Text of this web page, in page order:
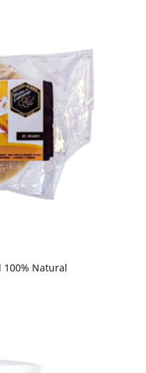
100% Natural